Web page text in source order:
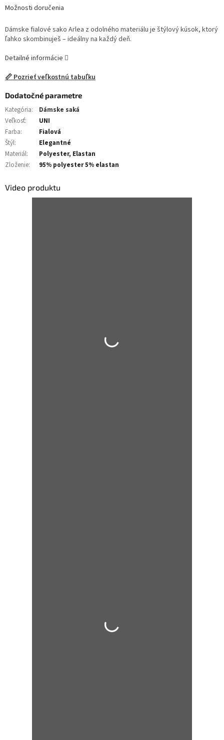
Možnosti doručenia
Dámske fialové sako Arlea z odolného materiálu je štýlový kúsok, ktorý
ľahko skombinuješ – ideálny na každý deň.
Detailné informácie
📏 Pozrieť veľkostnú tabuľku
Dodatočné parametre
Kategória:
Dámske saká
Veľkosť:
UNI
Farba:
Fialová
Štýl:
Elegantné
Materiál:
Polyester, Elastan
Zloženie: 95% polyester 5% elastan
Video produktu